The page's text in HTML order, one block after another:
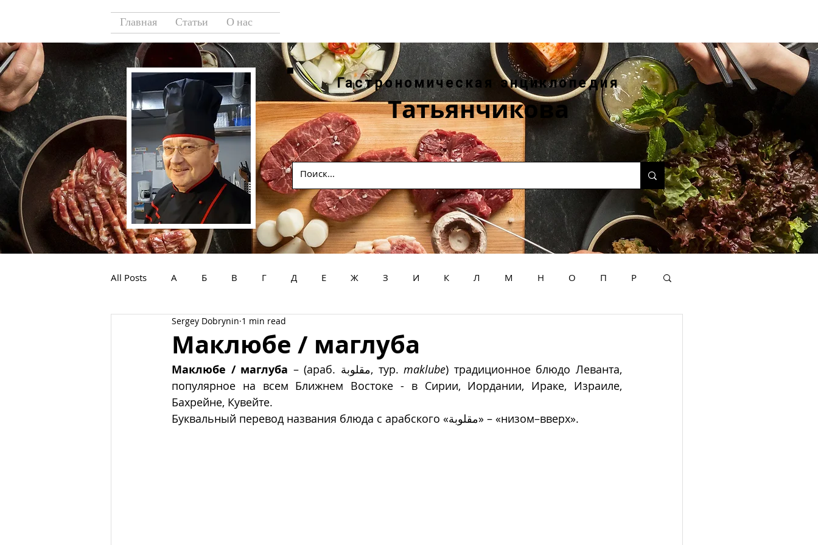
Главная Статьи О нас
Гастрономическая энциклопедия
Татьянчикова
All Posts А Б В Г Д Е Ж З И К Л М Н О П Р
У Ф Х
Маклюбе / маглуба
Sergey Dobrynin 1 min read
Маклюбе / маглуба – (араб. مقلوبة, тур. maklube) традиционное блюдо Леванта,
популярное на всем Ближнем Востоке - в Сирии, Иордании, Ираке, Израиле,
Бахрейне, Кувейте.
Буквальный перевод названия блюда с арабского «مقلوبة» – «низом–вверх».